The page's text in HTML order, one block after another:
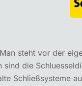
steht vor der
sind die
Schließsysteme